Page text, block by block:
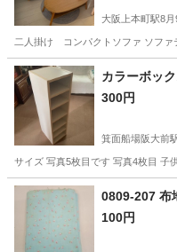
大阪上本町駅8月
二人掛け コンパクトソファ ソファ
大阪 大阪市 大阪上本町駅
カラーボッ
300円
箕面船場阪大前
サイズ 写真5枚目です 写真4枚目 子
大阪 箕面市 箕面船場阪大
0809-207
100円